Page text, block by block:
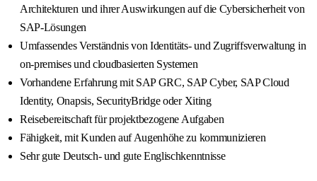
Architekturen und ihrer Auswirkungen auf die Cybersicherheit von
SAP‑Lösungen
Umfassendes Verständnis von Identitäts‑ und Zugriffsverwaltung in
on‑premises und cloudbasierten Systemen
Vorhandene Erfahrung mit SAP GRC, SAP Cyber, SAP Cloud
Identity, Onapsis, SecurityBridge oder Xiting
Reisebereitschaft für projektbezogene Aufgaben
Fähigkeit, mit Kunden auf Augenhöhe zu kommunizieren
Sehr gute Deutsch- und gute Englischkenntnisse